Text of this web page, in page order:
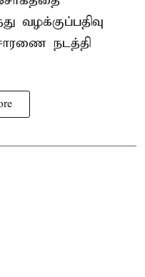
வழக்குப்பதிவு
நடத்தி